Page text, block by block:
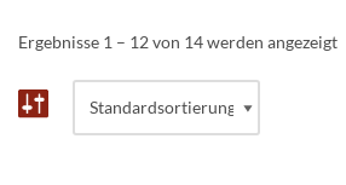
Ergebnisse 1 – 12 von 14 werden angezeigt